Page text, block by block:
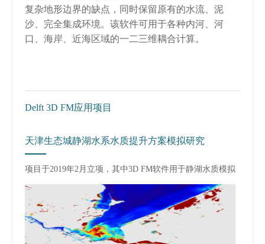
复杂地形边界的缺点，同时保留原有的水流、泥
沙、完全集成环境。该软件可用于各种内河、河
口、海岸、近海区域的一二三维耦合计算。
Delft 3D FM应用项目
天津生态城静湖水系水质提升方案模拟研究
项目于2019年2月立项，其中3D FM软件用于静湖水质模拟